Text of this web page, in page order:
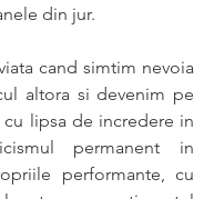
din jur.
cand simtim nevoia
altora si devenim pe
lipsa de incredere in
permanent in
performante, cu